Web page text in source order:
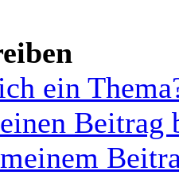
ein
Beitrag